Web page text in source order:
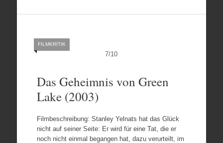
7/10
FILMKRITIK
Das Geheimnis von Green
Lake (2003)
Filmbeschreibung: Stanley Yelnats hat das Glück
nicht auf seiner Seite: Er wird für eine Tat, die er
noch nicht einmal begangen hat, dazu verurteilt, im